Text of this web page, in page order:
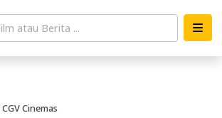
CGV Cinemas